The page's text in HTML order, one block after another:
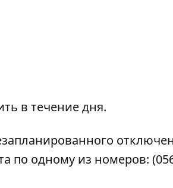
в течение дня.
по одному из номеров: